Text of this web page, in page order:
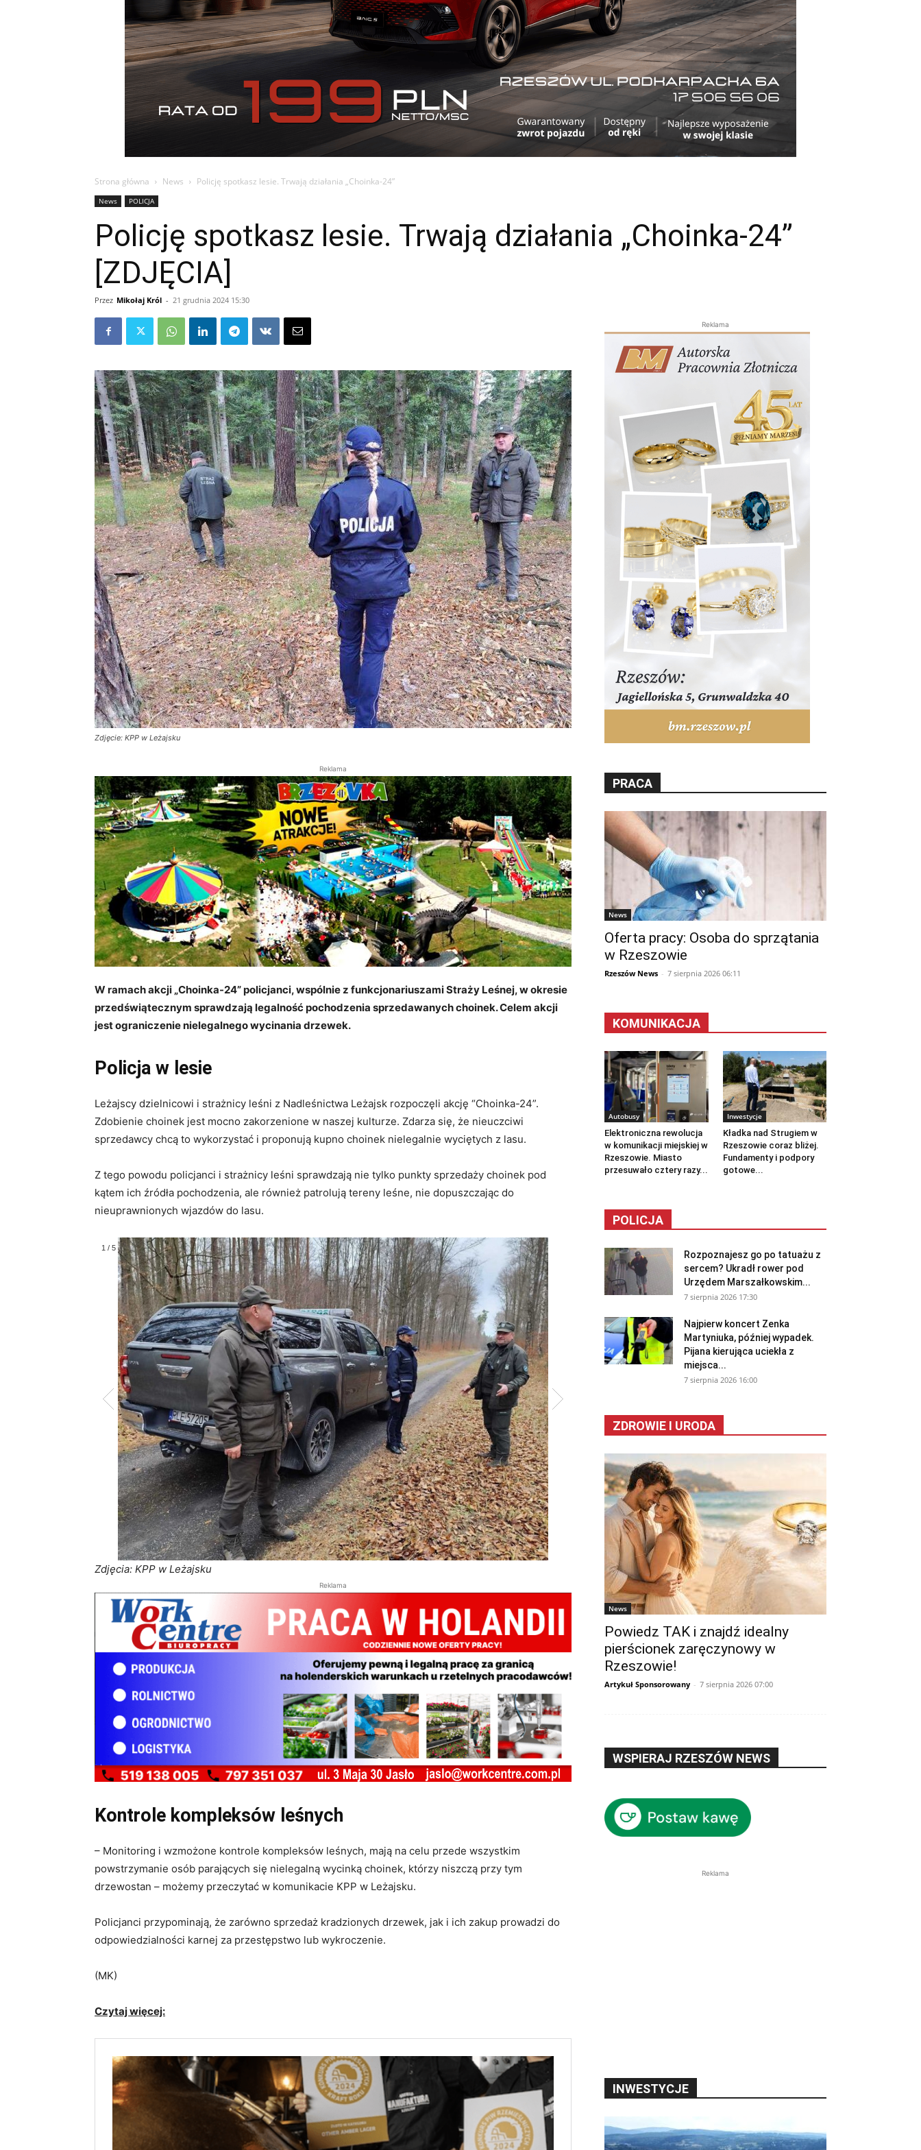
Strona główna News Policję spotkasz lesie. Trwają działania „Choinka-24”
News POLICJA
Policję spotkasz lesie. Trwają działania „Choinka-24”
[ZDJĘCIA]
Przez Mikołaj Król - 21 grudnia 2024 15:30
Zdjęcie: KPP w Leżajsku
Reklama
W ramach akcji „Choinka-24” policjanci, wspólnie z funkcjonariuszami Straży Leśnej, w okresie
przedświątecznym sprawdzają legalność pochodzenia sprzedawanych choinek. Celem akcji
jest ograniczenie nielegalnego wycinania drzewek.
Policja w lesie
Leżajscy dzielnicowi i strażnicy leśni z Nadleśnictwa Leżajsk rozpoczęli akcję “Choinka-24”.
Zdobienie choinek jest mocno zakorzenione w naszej kulturze. Zdarza się, że nieuczciwi
sprzedawcy chcą to wykorzystać i proponują kupno choinek nielegalnie wyciętych z lasu.
Z tego powodu policjanci i strażnicy leśni sprawdzają nie tylko punkty sprzedaży choinek pod
kątem ich źródła pochodzenia, ale również patrolują tereny leśne, nie dopuszczając do
nieuprawnionych wjazdów do lasu.
Zdjęcia: KPP w Leżajsku
Reklama
Kontrole kompleksów leśnych
– Monitoring i wzmożone kontrole kompleksów leśnych, mają na celu przede wszystkim
powstrzymanie osób parających się nielegalną wycinką choinek, którzy niszczą przy tym
drzewostan – możemy przeczytać w komunikacie KPP w Leżajsku.
Policjanci przypominają, że zarówno sprzedaż kradzionych drzewek, jak i ich zakup prowadzi do
odpowiedzialności karnej za przestępstwo lub wykroczenie.
(MK)
Czytaj więcej:
Reklama
PRACA
News
Oferta pracy: Osoba do sprzątania
w Rzeszowie
Rzeszów News - 7 sierpnia 2026 06:11
KOMUNIKACJA
Autobusy
Elektroniczna rewolucja
w komunikacji miejskiej w
Rzeszowie. Miasto
przesuwało cztery razy...
Inwestycje
Kładka nad Strugiem w
Rzeszowie coraz bliżej.
Fundamenty i podpory
gotowe...
POLICJA
Rozpoznajesz go po tatuażu z
sercem? Ukradł rower pod
Urzędem Marszałkowskim...
7 sierpnia 2026 17:30
Najpierw koncert Zenka
Martyniuka, później wypadek.
Pijana kierująca uciekła z
miejsca...
7 sierpnia 2026 16:00
ZDROWIE I URODA
News
Powiedz TAK i znajdź idealny
pierścionek zaręczynowy w
Rzeszowie!
Artykuł Sponsorowany - 7 sierpnia 2026 07:00
WSPIERAJ RZESZÓW NEWS
Reklama
INWESTYCJE